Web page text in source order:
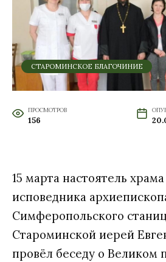
СТАРОМИНСКОЕ БЛАГОЧИНИЕ
ПРОСМОТРОВ
156
15 марта настоятель
исповедника
Симферопольского
Староминской иерей
провёл беседу о Великом